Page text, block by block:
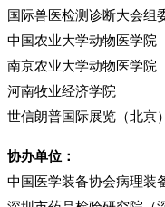
国际兽医检测诊断大会组
中国农业大学动物医学院
南京农业大学动物医学院
河南牧业经济学院
世信朗普国际展览（北京
协办单位：
中国医学装备协会病理装